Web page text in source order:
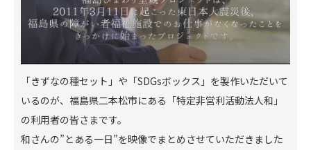
「きずなの種セット」や「SDGsボックス」を製作いただいて
いるのが、福島県二本松市にある「特定非営利活動法人和」
の利用者の皆さまです。
和さんの”とある一日”を映像でまとめさせていただきました